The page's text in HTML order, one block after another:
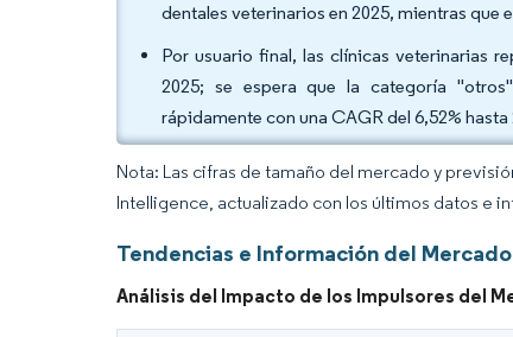
dentales veterinarios en 2025, mientras que
Por usuario final, las clínicas veterinarias
2025; se espera que la categoría
rápidamente con una CAGR del 6,52% hasta
Nota: Las cifras de tamaño del mercado y
Intelligence, actualizado con los últimos datos e
Tendencias e Información del Mercado
Análisis del Impacto de los Impulsores del